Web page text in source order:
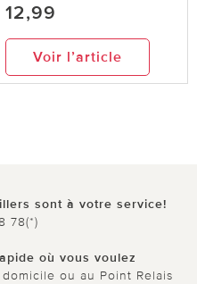
12,99
Voir l’article
sont à votre service!
78(*)
où vous voulez
ou au Point Relais